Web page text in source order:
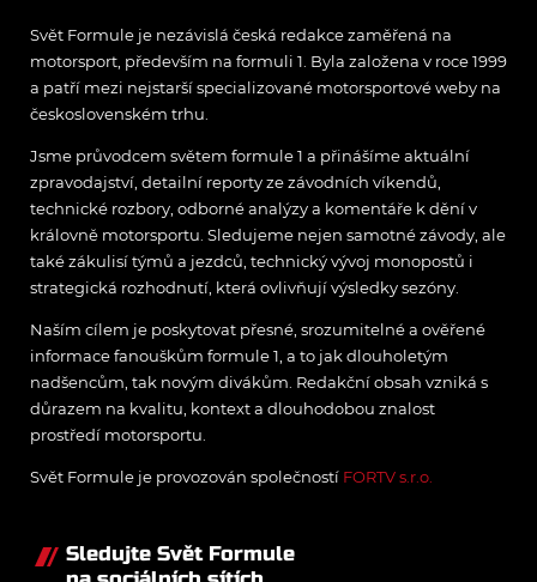
Svět Formule je nezávislá česká redakce zaměřená na
motorsport, především na formuli 1. Byla založena v roce 1999
a patří mezi nejstarší specializované motorsportové weby na
československém trhu.
Jsme průvodcem světem formule 1 a přinášíme aktuální
zpravodajství, detailní reporty ze závodních víkendů,
technické rozbory, odborné analýzy a komentáře k dění v
královně motorsportu. Sledujeme nejen samotné závody, ale
také zákulisí týmů a jezdců, technický vývoj monopostů i
strategická rozhodnutí, která ovlivňují výsledky sezóny.
Naším cílem je poskytovat přesné, srozumitelné a ověřené
informace fanouškům formule 1, a to jak dlouholetým
nadšencům, tak novým divákům. Redakční obsah vzniká s
důrazem na kvalitu, kontext a dlouhodobou znalost
prostředí motorsportu.
Svět Formule je provozován společností FORTV s.r.o.
Sledujte Svět Formule